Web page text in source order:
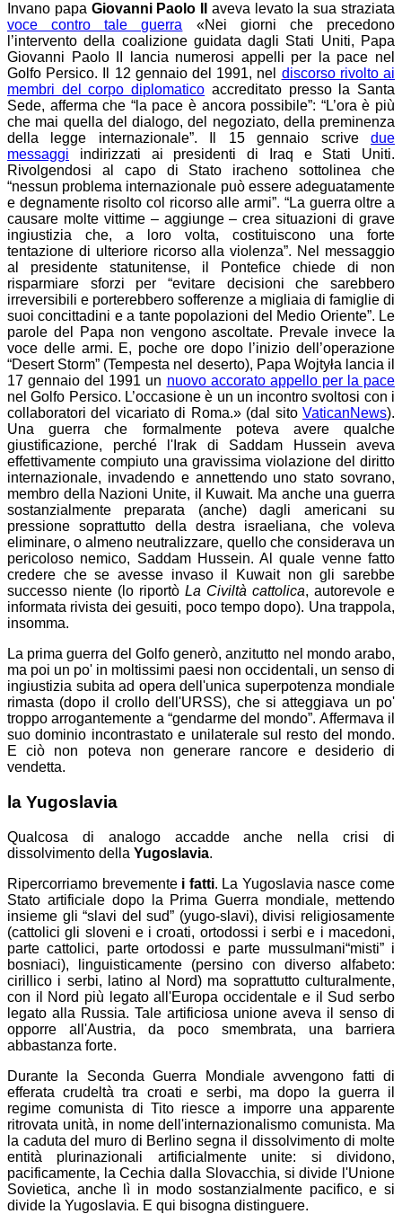
Invano papa Giovanni Paolo II
aveva levato la sua straziata
voce contro tale guerra «Nei giorni che precedono
l’intervento della coalizione guidata dagli Stati Uniti, Papa
Giovanni Paolo II lancia numerosi appelli per la pace nel
Golfo Persico. Il 12 gennaio del 1991, nel discorso rivolto ai
membri del corpo diplomatico accreditato presso la Santa
Sede, afferma che “la pace è ancora possibile”: “L’ora è più
che mai quella del dialogo, del negoziato, della preminenza
della legge internazionale”. Il 15 gennaio scrive due
messaggi indirizzati ai presidenti di Iraq e Stati Uniti.
Rivolgendosi al capo di Stato iracheno sottolinea che
“nessun problema internazionale può essere adeguatamente
e degnamente risolto col ricorso alle armi”. “La guerra oltre a
causare molte vittime – aggiunge – crea situazioni di grave
ingiustizia che, a loro volta, costituiscono una forte
tentazione di ulteriore ricorso alla violenza”. Nel messaggio
al presidente statunitense, il Pontefice chiede di non
risparmiare sforzi per “evitare decisioni che sarebbero
irreversibili e porterebbero sofferenze a migliaia di famiglie di
suoi concittadini e a tante popolazioni del Medio Oriente”. Le
parole del Papa non vengono ascoltate. Prevale invece la
voce delle armi. E, poche ore dopo l’inizio dell’operazione
“Desert Storm” (Tempesta nel deserto), Papa Wojtyła lancia il
17 gennaio del 1991 un nuovo accorato appello per la pace
nel Golfo Persico. L’occasione è un un incontro svoltosi con i
collaboratori del vicariato di Roma.» (dal sito VaticanNews).
Una guerra che formalmente poteva avere qualche
giustificazione, perché l'Irak di Saddam Hussein aveva
effettivamente compiuto una gravissima violazione del diritto
internazionale, invadendo e annettendo uno stato sovrano,
membro della Nazioni Unite, il Kuwait. Ma anche una guerra
sostanzialmente preparata (anche) dagli americani su
pressione soprattutto della destra israeliana, che voleva
eliminare, o almeno neutralizzare, quello che considerava un
pericoloso nemico, Saddam Hussein. Al quale venne fatto
credere che se avesse invaso il Kuwait non gli sarebbe
successo niente (lo riportò La Civiltà cattolica, autorevole e
informata rivista dei gesuiti, poco tempo dopo). Una trappola,
insomma.
La prima guerra del Golfo generò, anzitutto nel mondo arabo,
ma poi un po' in moltissimi paesi non occidentali, un senso di
ingiustizia subita ad opera dell'unica superpotenza mondiale
rimasta (dopo il crollo dell'URSS), che si atteggiava un po'
troppo arrogantemente a “gendarme del mondo”. Affermava il
suo dominio incontrastato e unilaterale sul resto del mondo.
E ciò non poteva non generare rancore e desiderio di
vendetta.
la Yugoslavia
Qualcosa di analogo accadde anche nella crisi di
dissolvimento della Yugoslavia.
Ripercorriamo brevemente i fatti. La Yugoslavia nasce come
Stato artificiale dopo la Prima Guerra mondiale, mettendo
insieme gli “slavi del sud” (yugo-slavi), divisi religiosamente
(cattolici gli sloveni e i croati, ortodossi i serbi e i macedoni,
parte cattolici, parte ortodossi e parte mussulmani“misti”i
bosniaci), linguisticamente (persino con diverso alfabeto:
cirillico i serbi, latino al Nord) ma soprattutto culturalmente,
con il Nord più legato all'Europa occidentale e il Sud serbo
legato alla Russia. Tale artificiosa unione aveva il senso di
opporre all'Austria, da poco smembrata, una barriera
abbastanza forte.
Durante la Seconda Guerra Mondiale avvengono fatti di
efferata crudeltà tra croati e serbi, ma dopo la guerra il
regime comunista di Tito riesce a imporre una apparente
ritrovata unità, in nome dell'internazionalismo comunista. Ma
la caduta del muro di Berlino segna il dissolvimento di molte
entità plurinazionali artificialmente unite: si dividono,
pacificamente, la Cechia dalla Slovacchia, si divide l'Unione
Sovietica, anche lì in modo sostanzialmente pacifico, e si
divide la Yugoslavia. E qui bisogna distinguere.